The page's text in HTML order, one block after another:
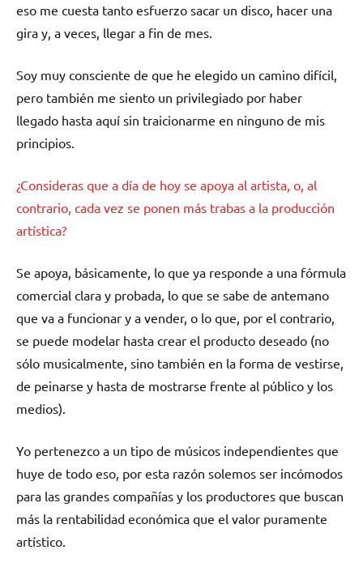
eso me cuesta tanto esfuerzo sacar un disco, hacer una
gira y, a veces, llegar a fin de mes.
Soy muy consciente de que he elegido un camino difícil,
pero también me siento un privilegiado por haber
llegado hasta aquí sin traicionarme en ninguno de mis
principios.
¿Consideras que a día de hoy se apoya al artista, o, al
contrario, cada vez se ponen más trabas a la producción
artística?
Se apoya, básicamente, lo que ya responde a una fórmula
comercial clara y probada, lo que se sabe de antemano
que va a funcionar y a vender, o lo que, por el contrario,
se puede modelar hasta crear el producto deseado (no
sólo musicalmente, sino también en la forma de vestirse,
de peinarse y hasta de mostrarse frente al público y los
medios).
Yo pertenezco a un tipo de músicos independientes que
huye de todo eso, por esta razón solemos ser incómodos
para las grandes compañías y los productores que buscan
más la rentabilidad económica que el valor puramente
artístico.